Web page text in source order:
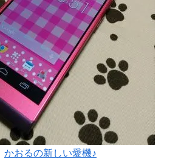
かおるの新しい愛機♪